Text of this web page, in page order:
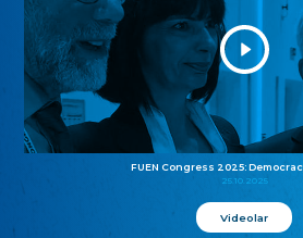
FUEN Congress 2025:
25.10.2025
Videolar